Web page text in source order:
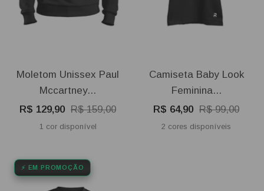
Moletom Unissex Paul
Mccartney...
Preço
promocional
R$ 129,90 Preço
normal
R$ 159,00
1 cor disponível
Camiseta Baby Look
Feminina...
Preço
promocional
R$ 64,90 Preço
normal
R$ 99,00
2 cores disponíveis
⚡ EM PROMOÇÃO